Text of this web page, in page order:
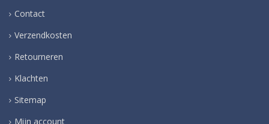
Contact
Verzendkosten
Retourneren
Klachten
Sitemap
Mijn account